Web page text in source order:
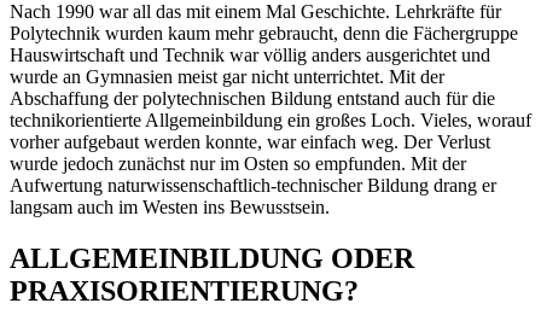
Nach 1990 war all das mit einem Mal Geschichte. Lehrkräfte für
Polytechnik wurden kaum mehr gebraucht, denn die Fächergruppe
Hauswirtschaft und Technik war völlig anders ausgerichtet und
wurde an Gymnasien meist gar nicht unterrichtet. Mit der
Abschaffung der polytechnischen Bildung entstand auch für die
technikorientierte Allgemeinbildung ein großes Loch. Vieles, worauf
vorher aufgebaut werden konnte, war einfach weg. Der Verlust
wurde jedoch zunächst nur im Osten so empfunden. Mit der
Aufwertung naturwissenschaftlich-technischer Bildung drang er
langsam auch im Westen ins Bewusstsein.
ALLGEMEINBILDUNG ODER
PRAXISORIENTIERUNG?